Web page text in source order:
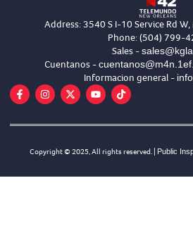
Address: 3540 S I-10 Service Rd
Phone: (504) 799-
Sales -
Cuentanos -
Informacion general -
Copyright © 2025, All rights reserved. | Public